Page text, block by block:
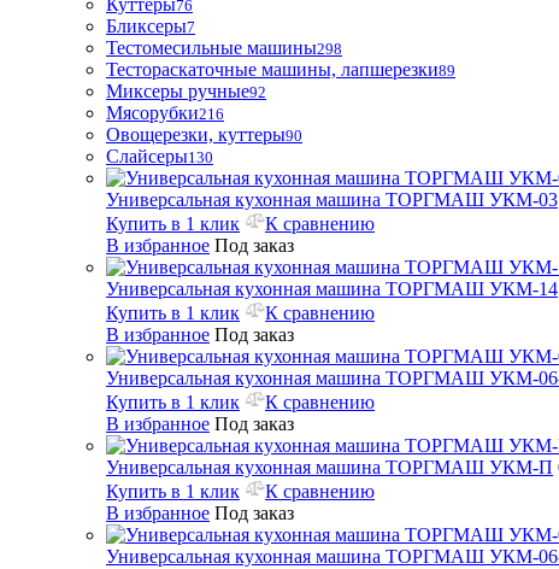
Куттеры76
Бликсеры7
Тестомесильные машины298
Тестораскаточные машины, лапшерезки89
Миксеры ручные92
Мясорубки216
Овощерезки, куттеры90
Слайсеры130
Универсальная кухонная машина ТОРГМАШ УКМ-03
Купить в 1 клик
К сравнению
В избранное Под заказ
Универсальная кухонная машина ТОРГМАШ УКМ-14
Купить в 1 клик
К сравнению
В избранное Под заказ
Универсальная кухонная машина ТОРГМАШ УКМ-
Купить в 1 клик
К сравнению
В избранное Под заказ
Универсальная кухонная машина ТОРГМАШ УКМ-П
Купить в 1 клик
К сравнению
В избранное Под заказ
Универсальная кухонная машина ТОРГМАШ УКМ-